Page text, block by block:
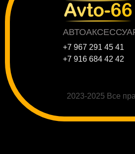
2023-2025 Все
+7 967 291 45 41
+7 916 684 42 42